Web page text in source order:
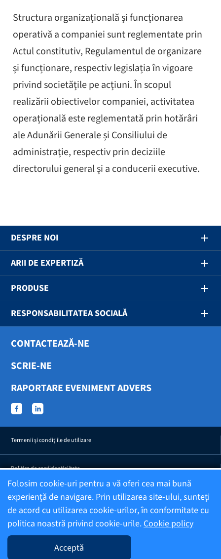
Structura organizațională și funcționarea
operativă a companiei sunt reglementate prin
Actul constitutiv, Regulamentul de organizare
și funcționare, respectiv legislația în vigoare
privind societățile pe acțiuni. În scopul
realizării obiectivelor companiei, activitatea
operațională este reglementată prin hotărâri
ale Adunării Generale și Consiliului de
administrație, respectiv prin deciziile
directorului general și a conducerii executive.
DESPRE NOI
ARII DE EXPERTIZĂ
PRODUSE
RESPONSABILITATEA SOCIALĂ
CONTACTEAZĂ-NE
SCRIE-NE
RAPORTARE EVENIMENT ADVERS
Termenii şi condiţiile de utilizare
Politica de confidențialitate
Confidențialitatea efectelor adverse raportate
Informații despre companie
Folosim cookie-uri pentru a vă oferi cea mai bună
experiență de navigare. Prin utilizarea site-ului, sunteți
de acord cu utilizarea cookie-urilor, în conformitate cu
politica noastră privind cookie-urile.Cookie policy
Acceptă